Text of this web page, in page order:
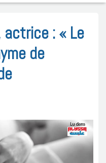
actrice : « Le
de